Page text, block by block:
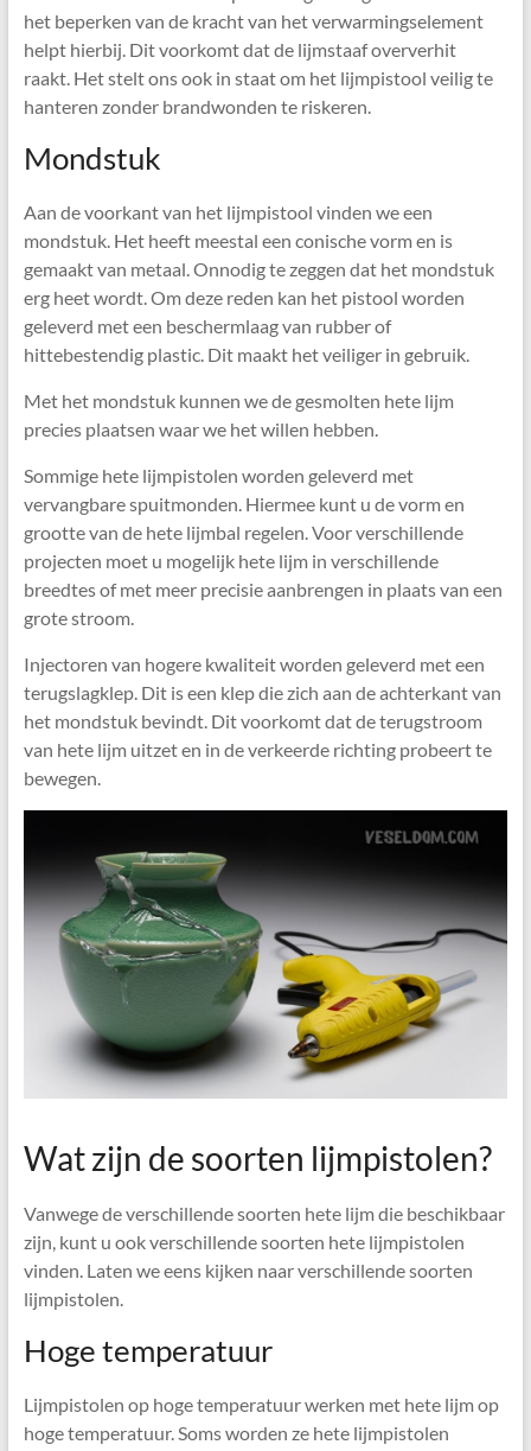
het beperken van de kracht van het verwarmingselement
helpt hierbij. Dit voorkomt dat de lijmstaaf oververhit
raakt. Het stelt ons ook in staat om het lijmpistool veilig te
hanteren zonder brandwonden te riskeren.
Mondstuk
Aan de voorkant van het lijmpistool vinden we een
mondstuk. Het heeft meestal een conische vorm en is
gemaakt van metaal. Onnodig te zeggen dat het mondstuk
erg heet wordt. Om deze reden kan het pistool worden
geleverd met een beschermlaag van rubber of
hittebestendig plastic. Dit maakt het veiliger in gebruik.
Met het mondstuk kunnen we de gesmolten hete lijm
precies plaatsen waar we het willen hebben.
Sommige hete lijmpistolen worden geleverd met
vervangbare spuitmonden. Hiermee kunt u de vorm en
grootte van de hete lijmbal regelen. Voor verschillende
projecten moet u mogelijk hete lijm in verschillende
breedtes of met meer precisie aanbrengen in plaats van een
grote stroom.
Injectoren van hogere kwaliteit worden geleverd met een
terugslagklep. Dit is een klep die zich aan de achterkant van
het mondstuk bevindt. Dit voorkomt dat de terugstroom
van hete lijm uitzet en in de verkeerde richting probeert te
bewegen.
Wat zijn de soorten lijmpistolen?
Vanwege de verschillende soorten hete lijm die beschikbaar
zijn, kunt u ook verschillende soorten hete lijmpistolen
vinden. Laten we eens kijken naar verschillende soorten
lijmpistolen.
Hoge temperatuur
Lijmpistolen op hoge temperatuur werken met hete lijm op
hoge temperatuur. Soms worden ze hete lijmpistolen